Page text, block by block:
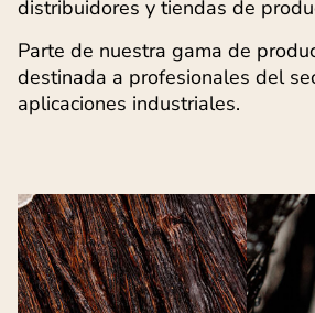
distribuidores y tiendas de
Parte de nuestra gama de
destinada a profesionales del
aplicaciones industriales.